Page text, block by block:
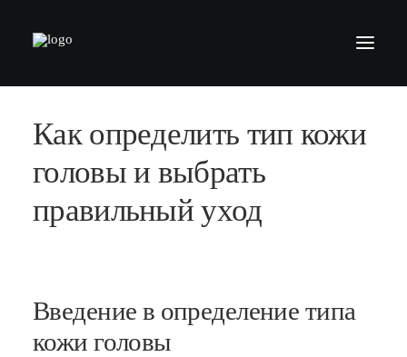
БАРБЕРШОПЫ
КОСМЕТИКА
ВАКАНСИИ
Как определить тип кожи
головы и выбрать
правильный уход
Введение в определение типа
кожи головы